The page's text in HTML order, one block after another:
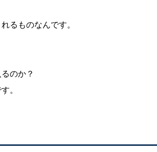
るものなんです。
のか？
。